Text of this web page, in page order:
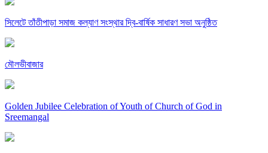
সিলেটে তাঁতীপাড়া সমাজ কল্যাণ সংস্থার দ্বি-বার্ষিক সাধারণ সভা অনুষ্ঠিত
মৌলভীবাজার
Golden Jubilee Celebration of Youth of Church of God in
Sreemangal